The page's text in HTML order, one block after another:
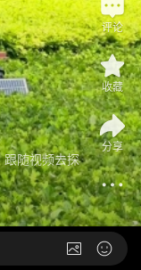
跟随视频去探
评论
收藏
分享